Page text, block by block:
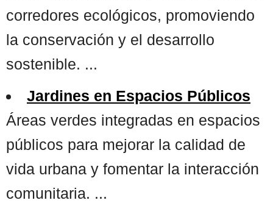
corredores ecológicos, promoviendo
la conservación y el desarrollo
sostenible. ...
Jardines en Espacios Públicos
Áreas verdes integradas en espacios
públicos para mejorar la calidad de
vida urbana y fomentar la interacción
comunitaria. ...